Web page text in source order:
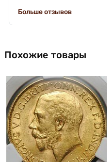
Больше отзывов
Похожие товары